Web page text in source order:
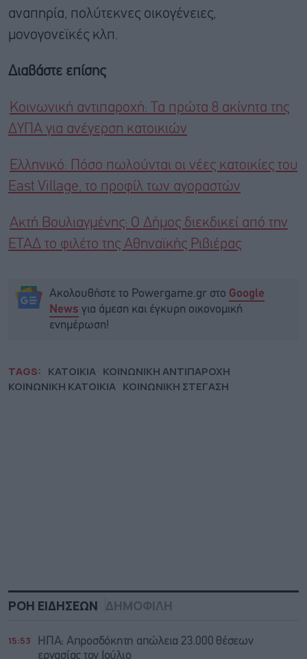
αναπηρία, πολύτεκνες οικογένειες,
μονογονεϊκές κλπ.
Διαβάστε επίσης
Κοινωνική αντιπαροχή: Τα πρώτα 8 ακίνητα της
ΔΥΠΑ για ανέγερση κατοικιών
Ελληνικό: Πόσο πωλούνται οι νέες κατοικίες του
East Village, το προφίλ των αγοραστών
Ακτή Βουλιαγμένης: Ο Δήμος διεκδικεί από την
ΕΤΑΔ το φιλέτο της Αθηναϊκής Ριβιέρας
Ακολουθήστε το Powergame.gr στο Google
News για άμεση και έγκυρη οικονομική
ενημέρωση!
TAGS: ΚΑΤΟΙΚΙΑ ΚΟΙΝΩΝΙΚΗ ΑΝΤΙΠΑΡΟΧΗ
ΚΟΙΝΩΝΙΚΗ ΚΑΤΟΙΚΙΑ ΚΟΙΝΩΝΙΚΗ ΣΤΕΓΑΣΗ
ΡΟΗ ΕΙΔΗΣΕΩΝ ΔΗΜΟΦΙΛΗ
15:53
ΗΠΑ: Απροσδόκητη απώλεια 23.000 θέσεων
εργασίας τον Ιούλιο